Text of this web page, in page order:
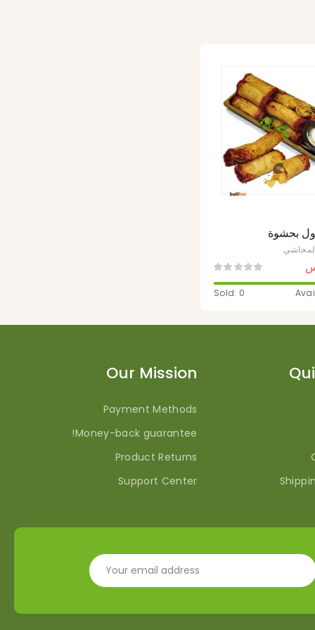
بحشوة
Sold: 0
Our Mission
Payment Methods
Money-back guarantee!
Product Returns
Support Center